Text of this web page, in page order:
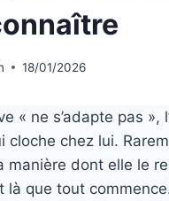
18/01/2026
« ne s’adapte pas »,
cloche chez lui.
manière dont elle le
là que tout